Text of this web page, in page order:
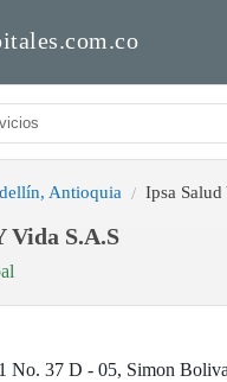
Antioquia Ipsa
Vida S.A.S
No. 37 D - 05, Simon